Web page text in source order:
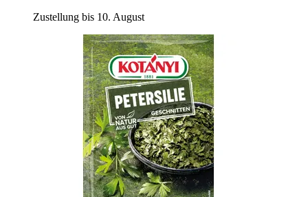
Zustellung bis 10. August